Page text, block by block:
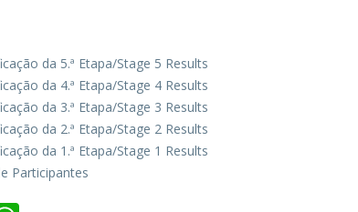
da 5.ª Etapa/Stage 5 Results
da 4.ª Etapa/Stage 4 Results
da 3.ª Etapa/Stage 3 Results
da 2.ª Etapa/Stage 2 Results
da 1.ª Etapa/Stage 1 Results
Participantes